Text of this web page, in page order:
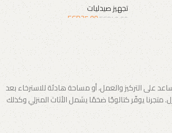
تجهيز صيدليات
EGP40.00
EGP25.00
إضافة إلى السلة
على التركيز والعمل، أو مساحة هادئة للاسترخاء بعد
متجرنا يوفّر كتالوجًا ضخمًا يشمل الأثاث المنزلي وكذلك